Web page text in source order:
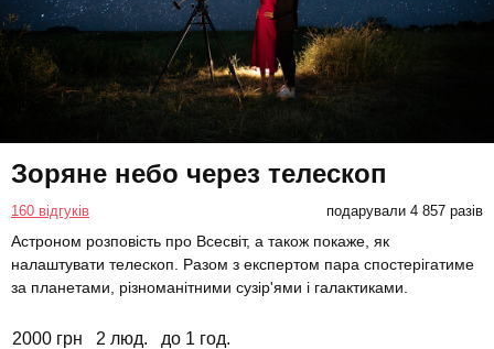
Зоряне небо через телескоп
160 відгуків подарували 4 857 разів
Астроном розповість про Всесвіт, а також покаже, як
налаштувати телескоп. Разом з експертом пара спостерігатиме
за планетами, різноманітними сузір'ями і галактиками.
2000 грн 2 люд. до 1 год.